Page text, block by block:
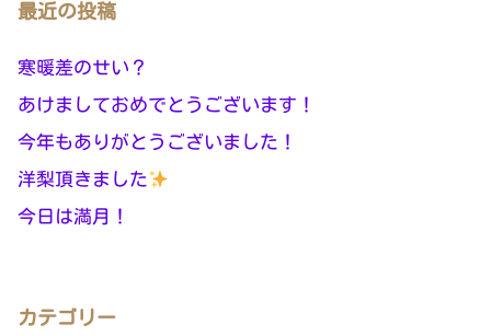
最近の投稿
寒暖差のせい？
あけましておめでとうございます！
今年もありがとうございました！
洋梨頂きました
今日は満月！
カテゴリー